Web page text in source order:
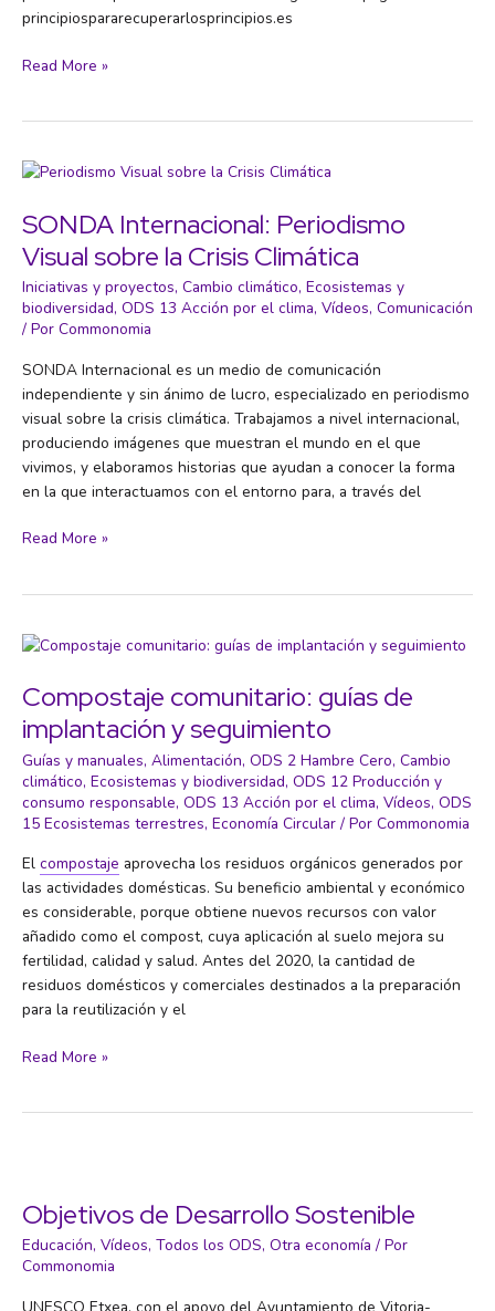
principiospararecuperarlosprincipios.es
Ejemplo
promoción
pequeño
comercio
de
proximidad
Read More »
SONDA Internacional: Periodismo
Visual sobre la Crisis Climática
Iniciativas y proyectos, Cambio climático, Ecosistemas y
biodiversidad, ODS 13 Acción por el clima, Vídeos, Comunicación
/ Por Commonomia
SONDA Internacional es un medio de comunicación
independiente y sin ánimo de lucro, especializado en periodismo
visual sobre la crisis climática. Trabajamos a nivel internacional,
produciendo imágenes que muestran el mundo en el que
vivimos, y elaboramos historias que ayudan a conocer la forma
en la que interactuamos con el entorno para, a través del
SONDA
sobre
Crisis
Climática
Read More »
Compostaje comunitario: guías de
implantación y seguimiento
Guías y manuales, Alimentación, ODS 2 Hambre Cero, Cambio
climático, Ecosistemas y biodiversidad, ODS 12 Producción y
consumo responsable, ODS 13 Acción por el clima, Vídeos, ODS
15 Ecosistemas terrestres, Economía Circular / Por Commonomia
El compostaje aprovecha los residuos orgánicos generados por
las actividades domésticas. Su beneficio ambiental y económico
es considerable, porque obtiene nuevos recursos con valor
añadido como el compost, cuya aplicación al suelo mejora su
fertilidad, calidad y salud. Antes del 2020, la cantidad de
residuos domésticos y comerciales destinados a la preparación
para la reutilización y el
Compostaje
seguimiento
Read More »
Objetivos de Desarrollo Sostenible
Educación, Vídeos, Todos los ODS, Otra economía / Por
Commonomia